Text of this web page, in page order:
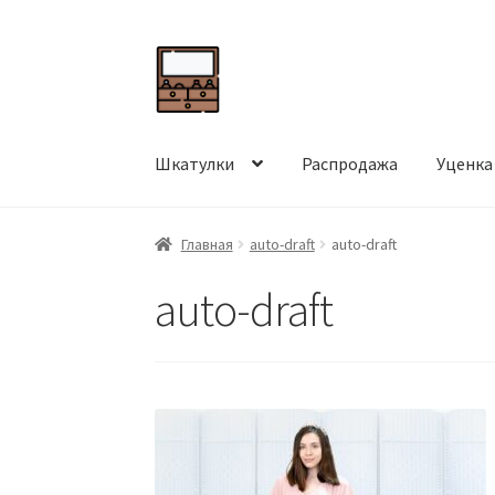
Перейти
к
навигации
Перейти
к
содержимому
Шкатулки Распродажа Уценка
Главная auto-draft auto-draft
auto-draft